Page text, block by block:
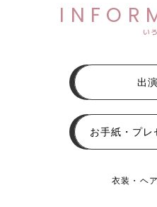
い
出
お手紙・プレ
衣装・ヘ